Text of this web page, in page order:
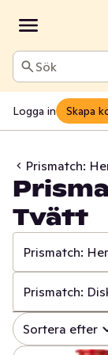
Sök
Logga in Skapa
Prismatch:
Tvätt
Prismatch:
✓ Alla (533)
✓ Prismatch:
Prismatch:
✓ Alla (16)
Sortera efter